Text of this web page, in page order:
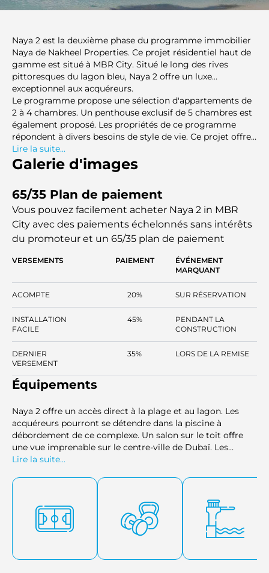
Naya 2 est la deuxième phase du programme immobilier
Naya de Nakheel Properties. Ce projet résidentiel haut de
gamme est situé à MBR City. Situé le long des rives
pittoresques du lagon bleu, Naya 2 offre un luxe
exceptionnel aux acquéreurs.
Le programme propose une sélection d'appartements de
2 à 4 chambres. Un penthouse exclusif de 5 chambres est
également proposé. Les propriétés de ce programme
répondent à divers besoins de style de vie. Ce projet offre
un cadre de vie haut de gamme dans un emplacement
privilégié aux Émirats. Naya 2 allie architecture moderne
et prestations de luxe, incarnant parfaitement la vie
Lire la suite...
Galerie d'images
65/35 Plan de paiement
Vous pouvez facilement acheter Naya 2 in MBR
City avec des paiements échelonnés sans intérêts
du promoteur et un 65/35 plan de paiement
VERSEMENTS PAIEMENT
ÉVÉNEMENT
MARQUANT
ACOMPTE 20% SUR RÉSERVATION
INSTALLATION
FACILE
45%
PENDANT LA
CONSTRUCTION
DERNIER
VERSEMENT
35% LORS DE LA REMISE
Équipements
Naya 2 offre un accès direct à la plage et au lagon. Les
acquéreurs pourront se détendre dans la piscine à
débordement de ce complexe. Un salon sur le toit offre
une vue imprenable sur le centre-ville de Dubaï. Les
résidents pourront profiter d'une salle de sport, de terrains
compte un court de padel et des pistes cyclables. Les
pour les enfants ainsi que des aires de jeux.
Lire la suite...